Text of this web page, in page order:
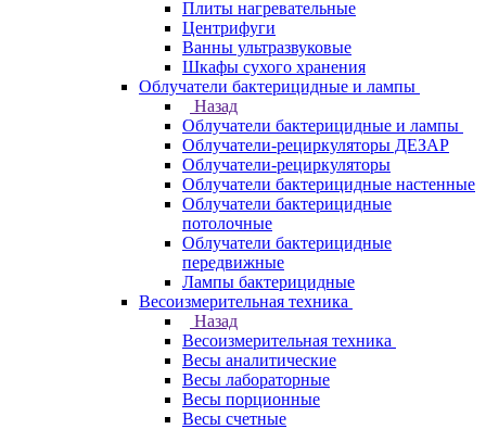
Плиты нагревательные
Центрифуги
Ванны ультразвуковые
Шкафы сухого хранения
Облучатели бактерицидные и лампы
Назад
Облучатели бактерицидные и лампы
Облучатели-рециркуляторы ДЕЗАР
Облучатели-рециркуляторы
Облучатели бактерицидные настенные
Облучатели бактерицидные
потолочные
Облучатели бактерицидные
передвижные
Лампы бактерицидные
Весоизмерительная техника
Назад
Весоизмерительная техника
Весы аналитические
Весы лабораторные
Весы порционные
Весы счетные